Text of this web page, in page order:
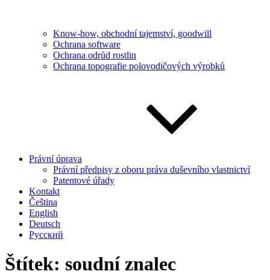
Know-how, obchodní tajemství, goodwill
Ochrana software
Ochrana odrůd rostlin
Ochrana topografie polovodičových výrobků
Právní úprava
Právní předpisy z oboru práva duševního vlastnictví
Patentové úřady
Kontakt
Čeština
English
Deutsch
Русский
Štítek: soudní znalec